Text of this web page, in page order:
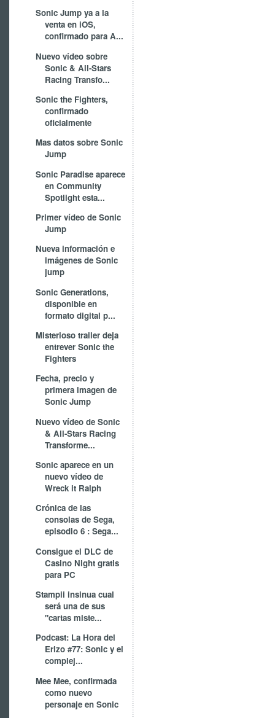
Sonic Jump ya a la
venta en iOS,
confirmado para A...
Nuevo vídeo sobre
Sonic & All-Stars
Racing Transfo...
Sonic the Fighters,
confirmado
oficialmente
Mas datos sobre Sonic
Jump
Sonic Paradise aparece
en Community
Spotlight esta...
Primer vídeo de Sonic
Jump
Nueva información e
imágenes de Sonic
jump
Sonic Generations,
disponible en
formato digital p...
Misterioso trailer deja
entrever Sonic the
Fighters
Fecha, precio y
primera imagen de
Sonic Jump
Nuevo vídeo de Sonic
& All-Stars Racing
Transforme...
Sonic aparece en un
nuevo vídeo de
Wreck it Ralph
Crónica de las
consolas de Sega,
episodio 6 : Sega...
Consigue el DLC de
Casino Night gratis
para PC
Stampii insinua cual
será una de sus
"cartas miste...
Podcast: La Hora del
Erizo #77: Sonic y el
complej...
Mee Mee, confirmada
como nuevo
personaje en Sonic